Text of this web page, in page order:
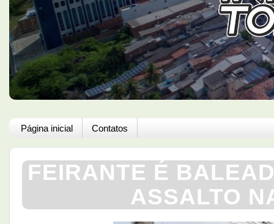
Página inicial Contatos
FEIRANTE É
ASSALTO